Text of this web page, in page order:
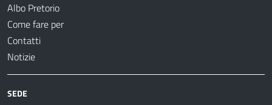
Albo Pretorio
Come fare per
Contatti
Notizie
SEDE